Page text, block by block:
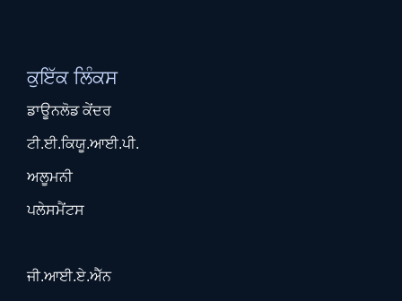
ਕੁਇੱਕ ਲਿੰਕਸ
ਡਾਊਨਲੋਡ ਕੇਂਦਰ
ਟੀ.ਈ.ਕਿਯੂ.ਆਈ.ਪੀ.
ਅਲੂਮਨੀ
ਪਲੇਸਮੈਂਟਸ
ਜੀ.ਆਈ.ਏ.ਐੱਨ